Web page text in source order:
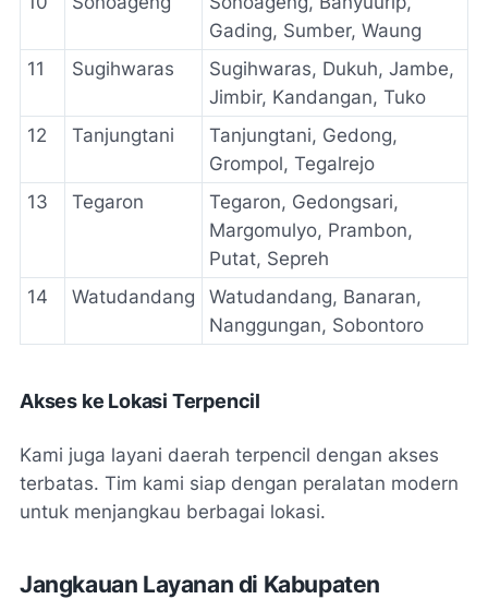
Gading, Sumber, Waung
11
Sugihwaras
Sugihwaras, Dukuh, Jambe,
Jimbir, Kandangan, Tuko
12
Tanjungtani
Tanjungtani, Gedong,
Grompol, Tegalrejo
13
Tegaron
Tegaron, Gedongsari,
Margomulyo, Prambon,
Putat, Sepreh
14
Watudandang
Watudandang, Banaran,
Nanggungan, Sobontoro
Akses ke Lokasi Terpencil
Kami juga layani daerah terpencil dengan akses
terbatas. Tim kami siap dengan peralatan modern
untuk menjangkau berbagai lokasi.
Jangkauan Layanan di Kabupaten